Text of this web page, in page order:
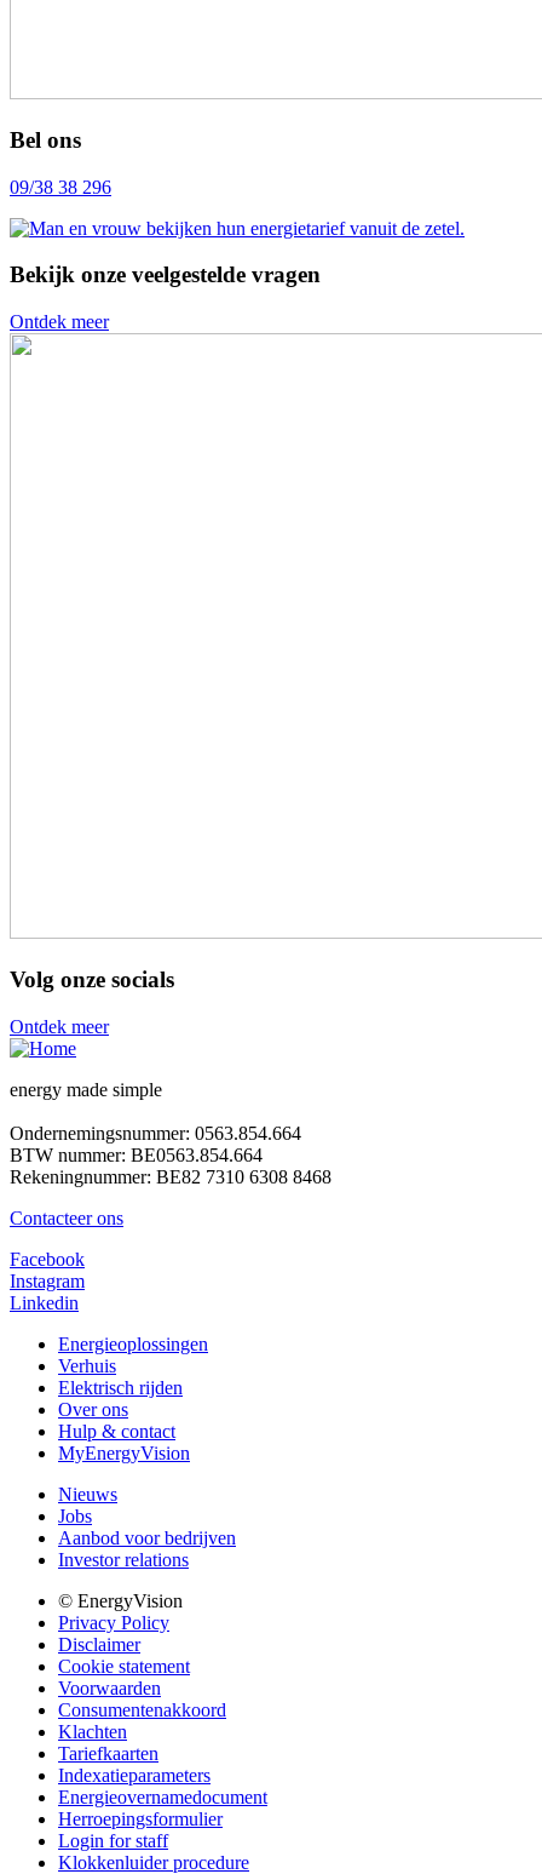
Bel ons
09/38 38 296
Bekijk onze veelgestelde vragen
Ontdek meer
Volg onze socials
Ontdek meer
energy made simple
Ondernemingsnummer: 0563.854.664
BTW nummer: BE0563.854.664
Rekeningnummer: BE82 7310 6308 8468
Contacteer ons
Facebook
Instagram
Linkedin
Energieoplossingen
Verhuis
Elektrisch rijden
Over ons
Hulp & contact
MyEnergyVision
Nieuws
Jobs
Aanbod voor bedrijven
Investor relations
© EnergyVision
Privacy Policy
Disclaimer
Cookie statement
Voorwaarden
Consumentenakkoord
Klachten
Tariefkaarten
Indexatieparameters
Energieovernamedocument
Herroepingsformulier
Login for staff
Klokkenluider procedure